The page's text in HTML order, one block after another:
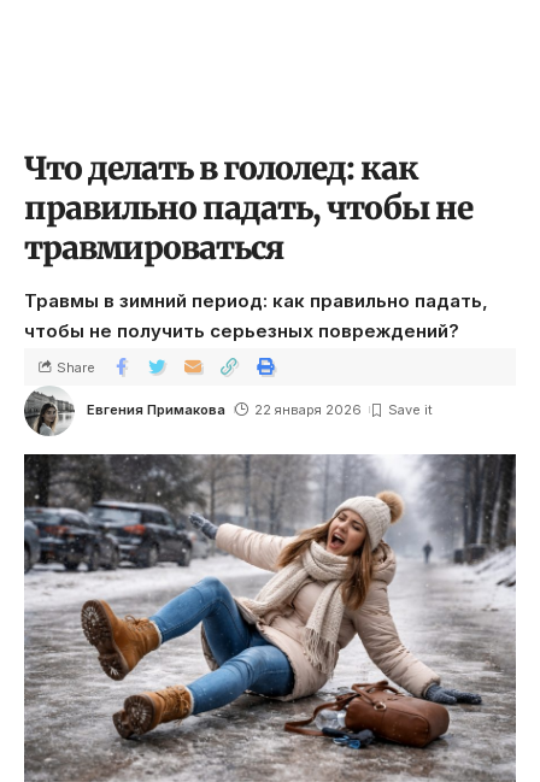
Что делать в гололед: как
правильно падать, чтобы не
травмироваться
Травмы в зимний период: как правильно падать,
чтобы не получить серьезных повреждений?
Евгения Примакова 22 января 2026
Share